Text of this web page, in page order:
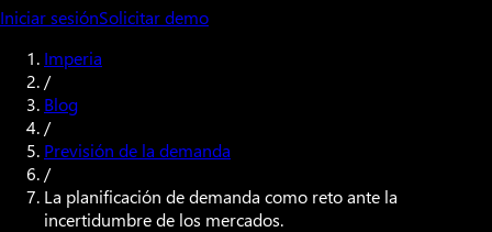
Iniciar sesiónSolicitar demo
Imperia
/
Blog
/
Previsión de la demanda
/
La planificación de demanda como reto ante la
incertidumbre de los mercados.